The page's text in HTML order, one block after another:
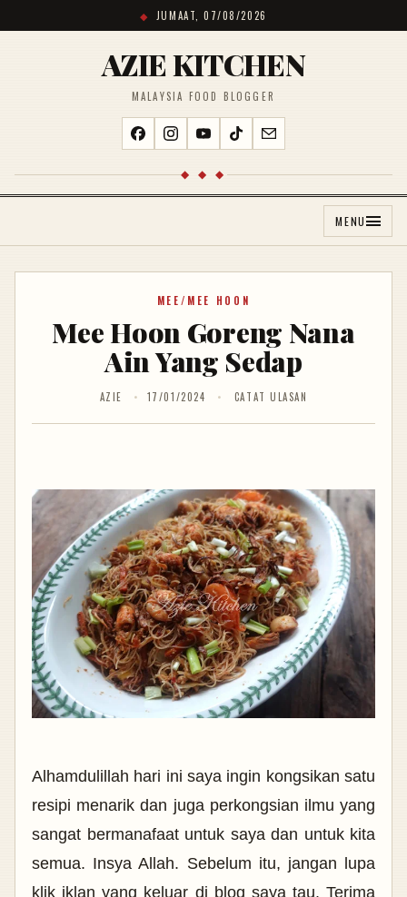
JUMAAT, 07/08/2026
AZIE KITCHEN
MALAYSIA FOOD BLOGGER
◆ ◆ ◆
MENU
MEE/MEE HOON
Mee Hoon Goreng Nana
Ain Yang Sedap
AZIE 17/01/2024 CATAT ULASAN
Alhamdulillah hari ini saya ingin kongsikan satu
resipi menarik dan juga perkongsian ilmu yang
sangat bermanafaat untuk saya dan untuk kita
semua. Insya Allah. Sebelum itu, jangan lupa
klik iklan yang keluar di blog saya tau. Terima